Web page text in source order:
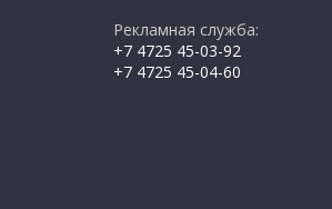
Рекламная служба:
+7 4725 45-03-92
+7 4725 45-04-60